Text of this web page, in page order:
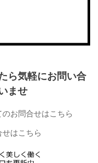
ら気軽にお問い合
ませ
お問合せはこちら
はこちら